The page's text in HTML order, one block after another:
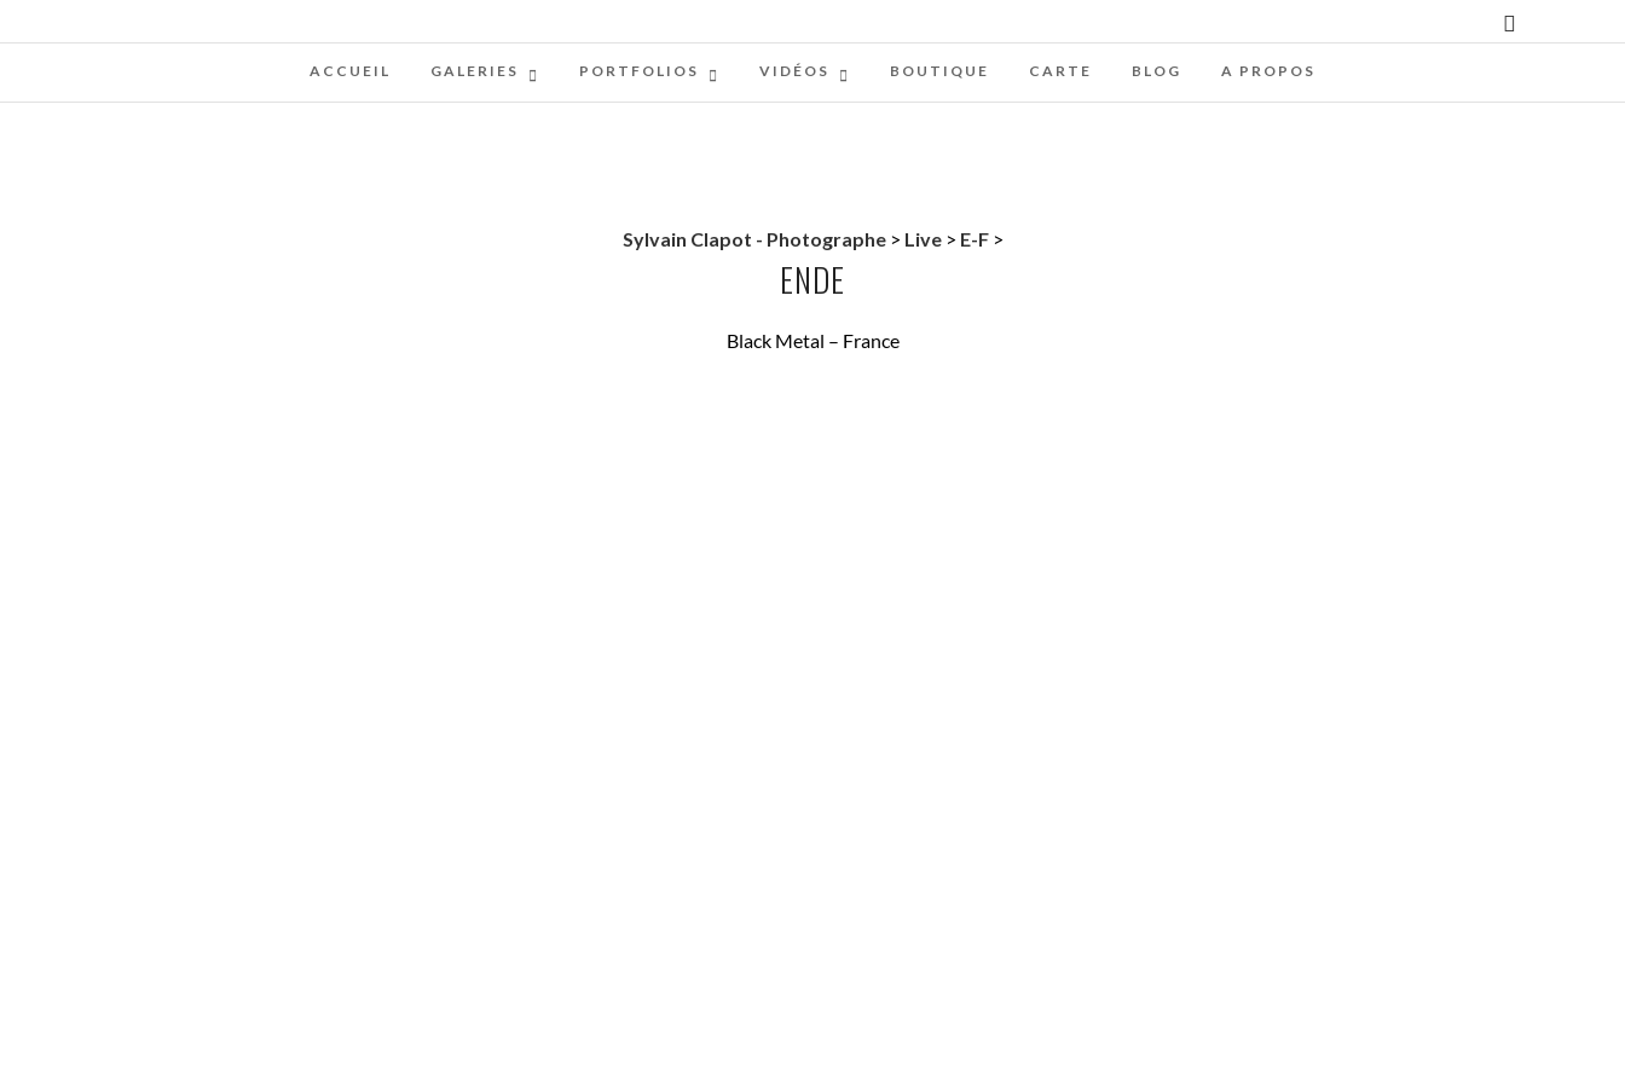
ACCUEIL GALERIES PORTFOLIOS VIDÉOS BOUTIQUE CARTE BLOG A PROPOS
Sylvain Clapot - Photographe> Live> E-F>
ENDE
Black Metal – France